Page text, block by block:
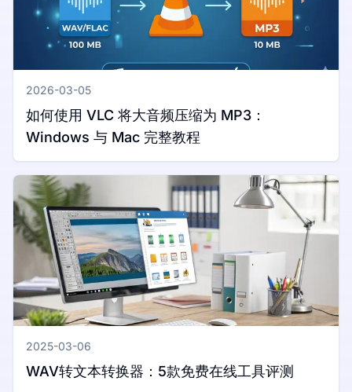
2026-03-05
如何使用 VLC 将大音频压缩为 MP3：
Windows 与 Mac 完整教程
2025-03-06
WAV转文本转换器：5款免费在线工具评测